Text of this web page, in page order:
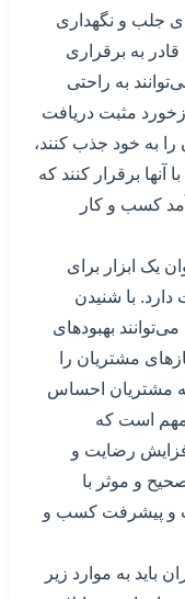
جلب و نگهداری
به برقراری
به راحتی
مثبت دریافت
را به خود جذب کنند،
آنها برقرار کنند که
کسب و کار
یک ابزار برای
دارد. با شنیدن
بهبودهای
مشتریان را
مشتریان احساس
مهم است که
رضایت و
و موثر با
و پیشرفت کسب و
باید به موارد زیر